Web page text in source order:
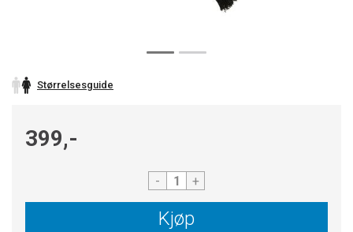
Størrelsesguide
399,-
- +
Kjøp